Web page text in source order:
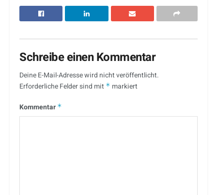
Schreibe einen Kommentar
Deine E-Mail-Adresse wird nicht veröffentlicht.
Erforderliche Felder sind mit * markiert
Kommentar *